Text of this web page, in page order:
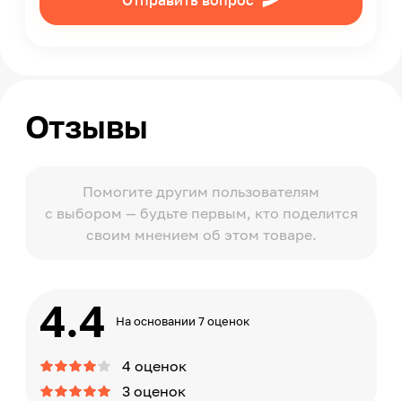
Отзывы
Помогите другим пользователям
с выбором — будьте первым, кто поделится
своим мнением об этом товаре.
4.4 На основании 7 оценок
4 оценок
3 оценок